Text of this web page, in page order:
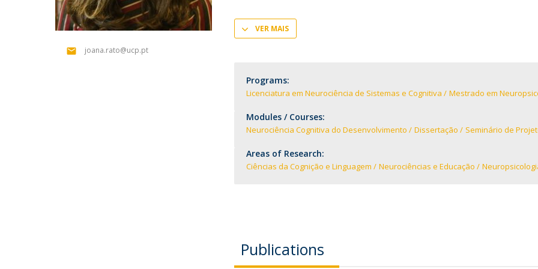
joana.rato@ucp.pt
VER MAIS
Programs:
Licenciatura em Neurociência de Sistemas e Cognitiva Mestrado em
Modules / Courses:
Neurociência Cognitiva do Desenvolvimento Dissertação Seminário de
Areas of Research:
Ciências da Cognição e Linguagem Neurociências e Educação
Publications